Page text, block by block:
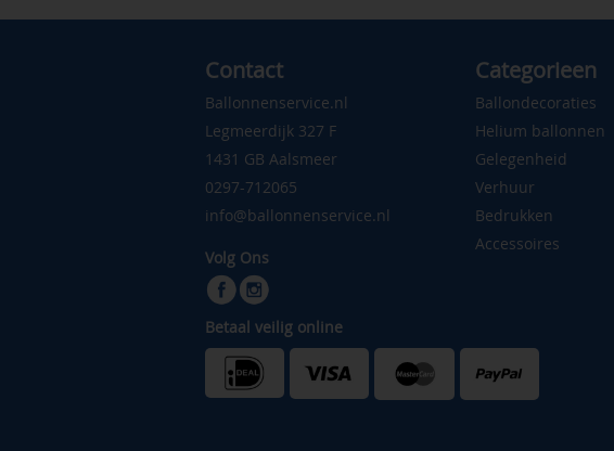
Contact
Ballonnenservice.nl
Legmeerdijk 327 F
1431 GB Aalsmeer
0297-712065
info@ballonnenservice.nl
Volg Ons
Categorieen
Ballondecoraties
Helium ballonnen
Gelegenheid
Verhuur
Bedrukken
Accessoires
Betaal veilig online